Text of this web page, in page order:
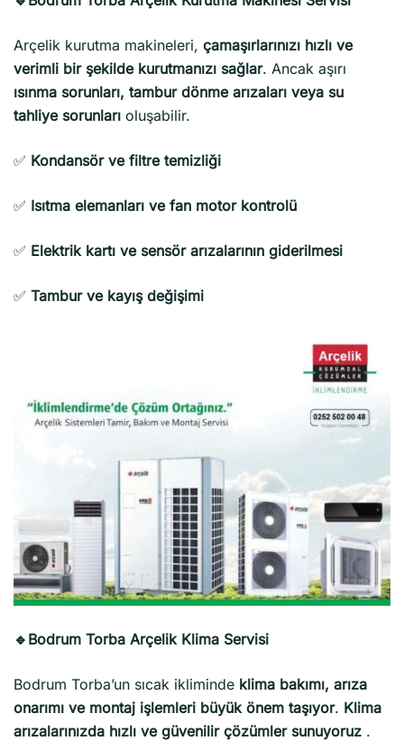
Arçelik kurutma makineleri, çamaşırlarınızı hızlı ve
verimli bir şekilde kurutmanızı sağlar. Ancak aşırı
ısınma sorunları, tambur dönme arızaları veya su
tahliye sorunları oluşabilir.
✅ Kondansör ve filtre temizliği
✅ Isıtma elemanları ve fan motor kontrolü
✅ Elektrik kartı ve sensör arızalarının giderilmesi
✅ Tambur ve kayış değişimi
🔹Bodrum Torba Arçelik Klima Servisi
Bodrum Torba’un sıcak ikliminde klima bakımı, arıza
onarımı ve montaj işlemleri büyük önem taşıyor. Klima
arızalarınızda hızlı ve güvenilir çözümler sunuyoruz .